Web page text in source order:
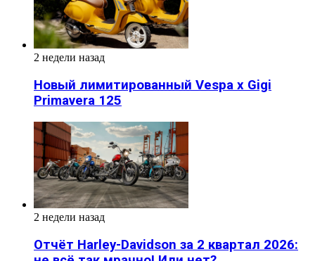
2 недели назад
Новый лимитированный Vespa x Gigi
Primavera 125
2 недели назад
Отчёт Harley-Davidson за 2 квартал 2026: